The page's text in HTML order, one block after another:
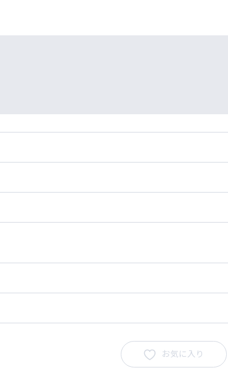
際は、かかりつけ医や専門医への受診をご案内ください
お気に入り